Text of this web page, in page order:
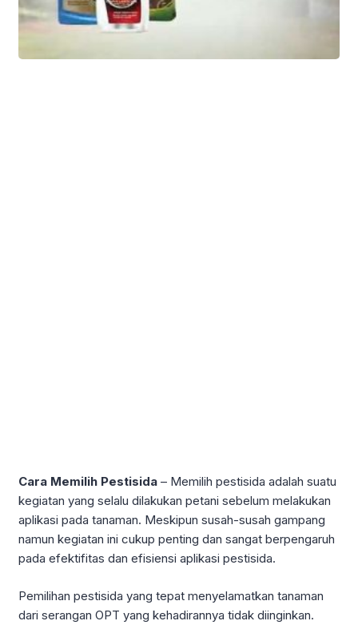
Cara Memilih Pestisida – Memilih pestisida adalah suatu
kegiatan yang selalu dilakukan petani sebelum melakukan
aplikasi pada tanaman. Meskipun susah-susah gampang
namun kegiatan ini cukup penting dan sangat berpengaruh
pada efektifitas dan efisiensi aplikasi pestisida.
Pemilihan pestisida yang tepat menyelamatkan tanaman
dari serangan OPT yang kehadirannya tidak diinginkan.